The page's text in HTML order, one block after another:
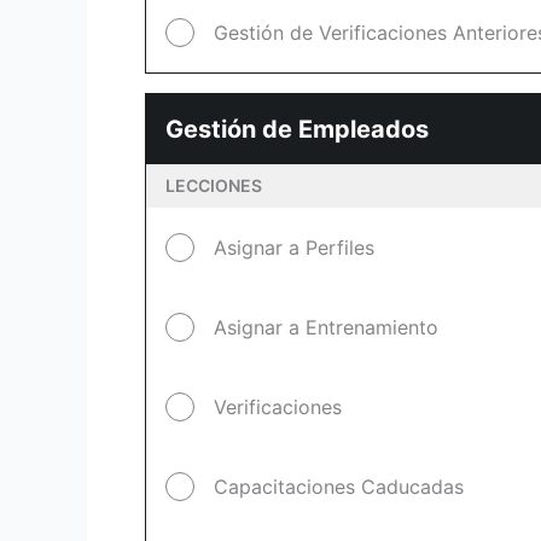
Gestión de Verificaciones
Gestión de Empleados
LECCIONES
Asignar a Perfiles
Asignar a Entrenamiento
Verificaciones
Capacitaciones Caducadas